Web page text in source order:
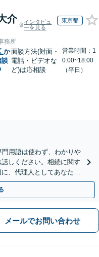
介
インタビュ
ーを見る
東京都
務所
か
談
面談方法(対面・
電話・ビデオな
ど)は応相談
営業時間：1
0:00~18:00
（平日）
門用語は使わず、わかりや
しください。相続に関す
、代理人としてあなたの
用可】
メールでお問い合わせ